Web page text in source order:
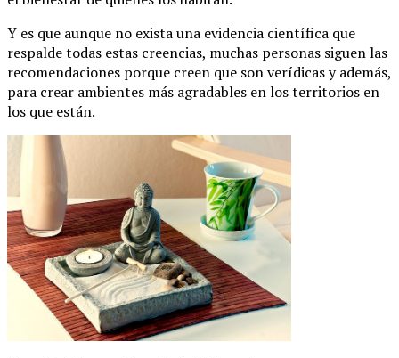
Y es que aunque no exista una evidencia científica que
respalde todas estas creencias, muchas personas siguen las
recomendaciones porque creen que son verídicas y además,
para crear ambientes más agradables en los territorios en
los que están.